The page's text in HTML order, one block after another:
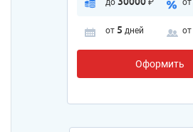
до ₽ от
от 5 дней от
Оформить